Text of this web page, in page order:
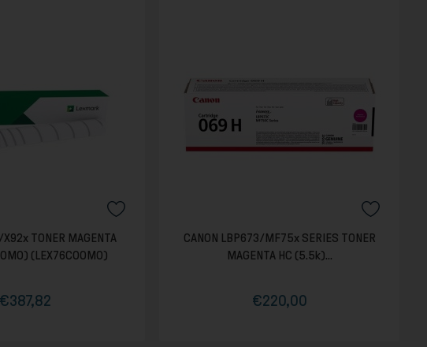
TONER MAGENTA
(LEX76C00M0)
Τιμή
€387,82
Κανονική
CANON LBP673/MF75x SERIES TONER
MAGENTA HC (5.5k)...
Τιμή
€220,00
Κανονική